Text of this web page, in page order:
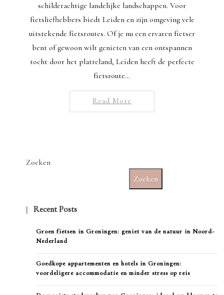
schilderachtige landelijke landschappen. Voor
fietsliefhebbers biedt Leiden en zijn omgeving vele
uitstekende fietsroutes. Of je nu een ervaren fietser
bent of gewoon wilt genieten van een ontspannen
tocht door het platteland, Leiden heeft de perfecte
fietsroute…
Read More
Zoeken
Zoeken
Recent Posts
Groen fietsen in Groningen: geniet van de natuur in Noord-
Nederland
Goedkope appartementen en hotels in Groningen:
voordeligere accommodatie en minder stress op reis